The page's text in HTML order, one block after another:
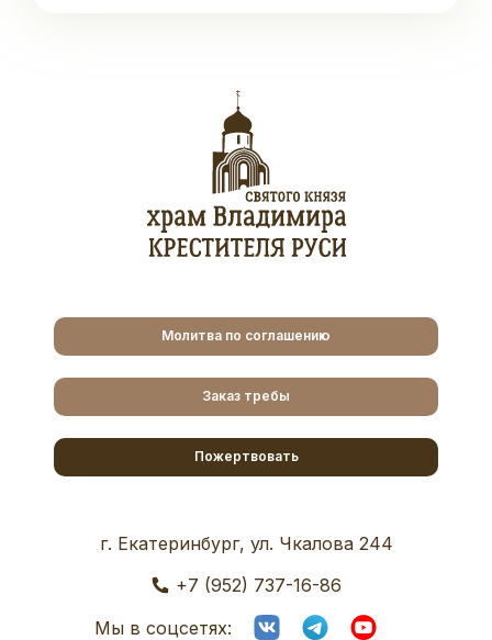
Молитва по соглашению
Заказ требы
Пожертвовать
г. Екатеринбург, ул. Чкалова 244
+7 (952) 737-16-86
Мы в соцсетях: